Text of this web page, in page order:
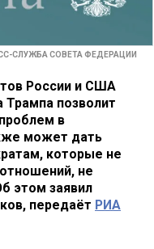
СЛУЖБА СОВЕТА ФЕДЕРАЦИИ
России и США
Трампа позволит
в
может дать
которые не
не
этом заявил
передаёт РИА